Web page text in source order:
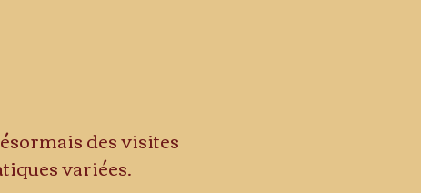
des visites
variées.